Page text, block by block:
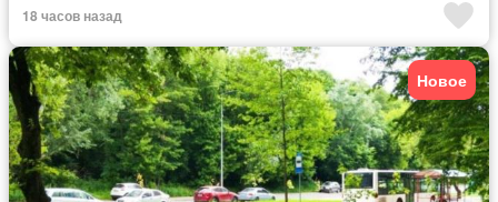
18 часов назад
Новое